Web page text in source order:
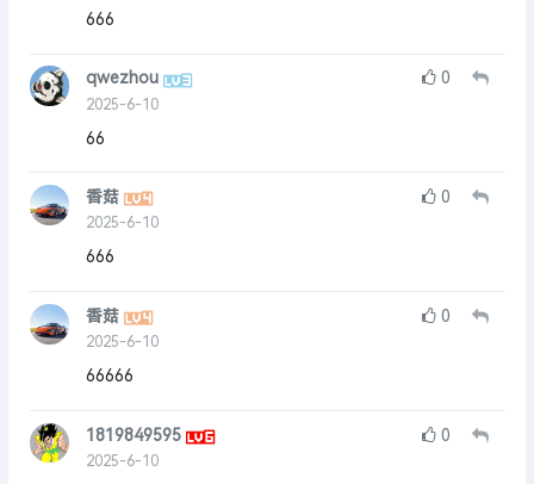
666
qwezhou
2025-6-10
0
66
香菇
2025-6-10
0
666
香菇
2025-6-10
0
66666
1819849595
2025-6-10
0